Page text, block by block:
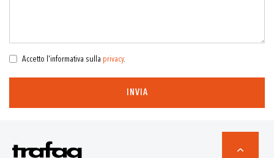
Accetto l'informativa sulla privacy.
INVIA